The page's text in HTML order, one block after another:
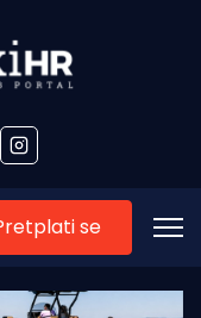
se